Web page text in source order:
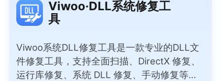
Viwoo·DLL系统修复工
具
Viwoo系统DLL修复工具是一款专业的DLL文
件修复工具，支持全面扫描、DirectX 修复、
运行库修复、系统 DLL 修复、手动修复等实